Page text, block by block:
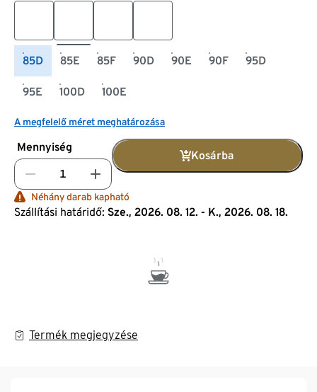
85D 85E 85F 90D 90E 90F 95D
95E 100D 100E
A megfelelő méret meghatározása
Mennyiség
Kosárba
Néhány darab kapható
Szállítási határidő: Sze., 2026. 08. 12. - K., 2026. 08. 18.
Termék megjegyzése